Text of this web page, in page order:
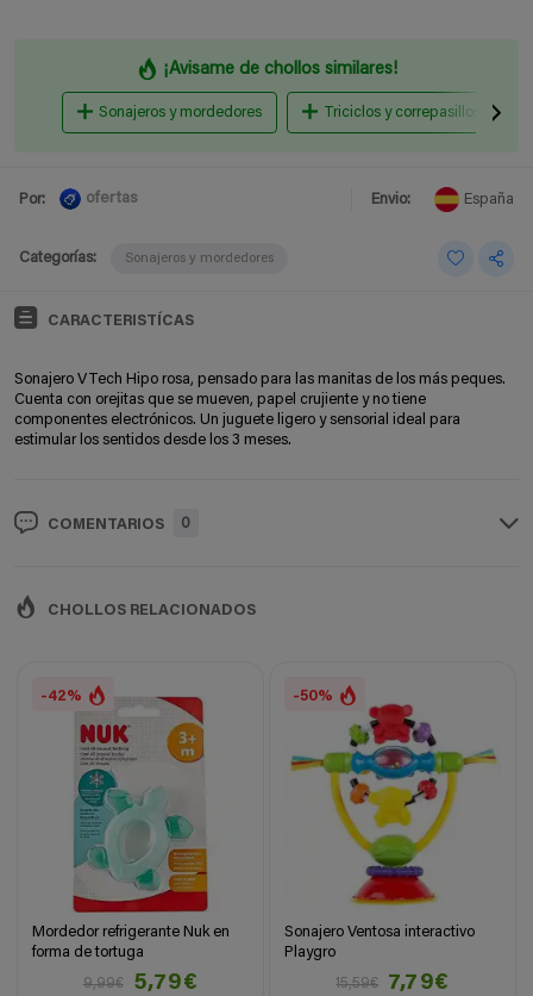
¡Avisame de chollos similares!
Sonajeros y mordedores Triciclos y correpasillos
Por: ofertas Envio: España
Categorías: Sonajeros y mordedores
CARACTERISTÍCAS
Sonajero VTech Hipo rosa, pensado para las manitas de los más peques.
Cuenta con orejitas que se mueven, papel crujiente y no tiene
componentes electrónicos. Un juguete ligero y sensorial ideal para
estimular los sentidos desde los 3 meses.
COMENTARIOS 0
CHOLLOS RELACIONADOS
-42%
Mordedor refrigerante Nuk en
forma de tortuga
9,99€
5,79€
-50%
Sonajero Ventosa interactivo
Playgro
15,59€
7,79€